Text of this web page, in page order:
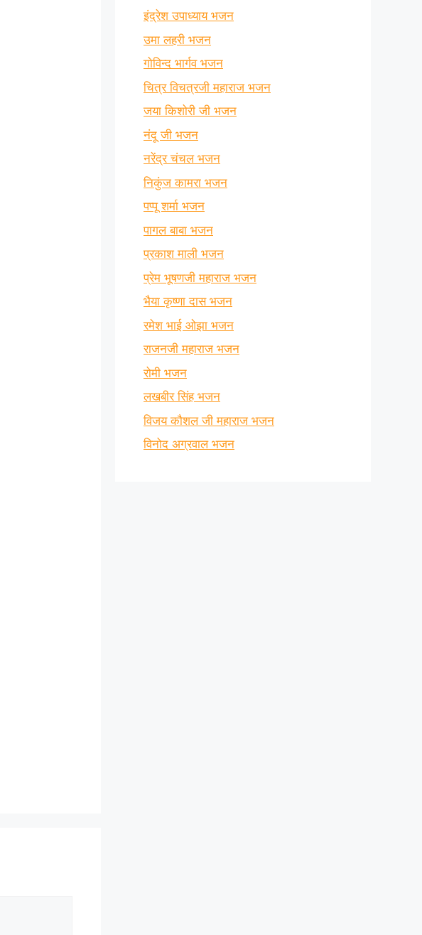
इंद्रेश उपाध्याय भजन
उमा लहरी भजन
गोविन्द भार्गव भजन
चित्र विचत्रजी महाराज भजन
जया किशोरी जी भजन
नंदू जी भजन
नरेंद्र चंचल भजन
निकुंज कामरा भजन
पप्पू शर्मा भजन
पागल बाबा भजन
प्रकाश माली भजन
प्रेम भूषणजी महाराज भजन
भैया कृष्णा दास भजन
रमेश भाई ओझा भजन
राजनजी महाराज भजन
रोमी भजन
लखबीर सिंह भजन
विजय कौशल जी महाराज भजन
विनोद अग्रवाल भजन